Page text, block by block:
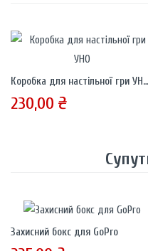
Коробка для настільної гри УНО (UNO) з лого
230,00 ₴
Захисний бокс для GoPro